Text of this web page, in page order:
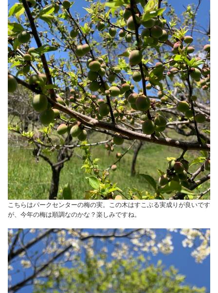
こちらはパークセンターの梅の実。この木はすこぶる実成りが良いです
が、今年の梅は順調なのかな？楽しみですね。